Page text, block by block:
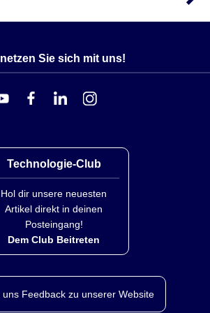
Sie sich mit uns!
Technologie-Club
Hol dir unsere neuesten
Artikel direkt in deinen
Posteingang!
Dem Club Beitreten
uns Feedback zu unserer Website